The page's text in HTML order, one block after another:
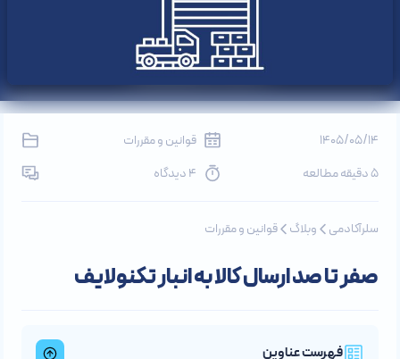
1405/05/14
قوانین و مقررات
5 دقیقه مطالعه
4 دیدگاه
سلرآکادمی وبلاگ قوانین و مقررات
صفر تا صد ارسال کالا به انبار تکنولایف
فهرست عناوین